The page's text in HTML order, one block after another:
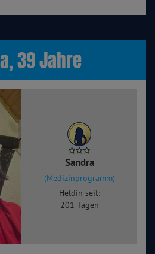
39 Jahre
Sandra
(Medizinprogramm)
Heldin seit:
201 Tagen